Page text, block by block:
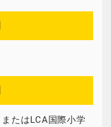
たはLCA国際小学